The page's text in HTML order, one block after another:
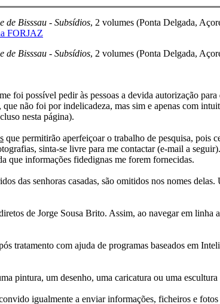
de Bisssau - Subsídios, 2 volumes (Ponta Delgada,
FORJAZ
de Bisssau - Subsídios, 2 volumes (Ponta Delgada,
foi possível pedir às pessoas a devida autorização
não foi por indelicadeza, mas sim e apenas com
nesta página).
que permitirão aperfeiçoar o trabalho de pesquisa, pois
sinta-se livre para me contactar (e-mail a seguir).
que informações fidedignas me forem fornecidas.
das senhoras casadas, são omitidos nos nomes
de Jorge Sousa Brito. Assim, ao navegar em
tratamento com ajuda de programas baseados em
pintura, um desenho, uma caricatura ou uma escultura
igualmente a enviar informações, ficheiros e fotos